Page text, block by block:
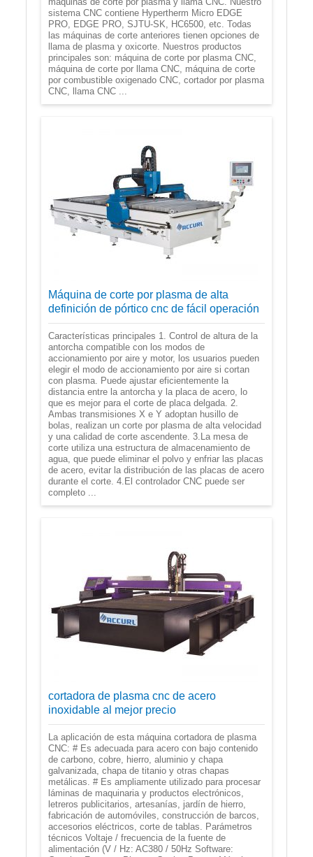
sistema CNC contiene Hypertherm Micro EDGE
PRO, EDGE PRO, SJTU-SK, HC6500, etc. Todas
las máquinas de corte anteriores tienen opciones de
llama de plasma y oxicorte. Nuestros productos
principales son: máquina de corte por plasma CNC,
máquina de corte por llama CNC, máquina de corte
por combustible oxigenado CNC, cortador por plasma
CNC, llama CNC ...
Máquina de corte por plasma de alta
definición de pórtico cnc de fácil operación
Características principales 1. Control de altura de la
antorcha compatible con los modos de
accionamiento por aire y motor, los usuarios pueden
elegir el modo de accionamiento por aire si cortan
con plasma. Puede ajustar eficientemente la
distancia entre la antorcha y la placa de acero, lo
que es mejor para el corte de placa delgada. 2.
Ambas transmisiones X e Y adoptan husillo de
bolas, realizan un corte por plasma de alta velocidad
y una calidad de corte ascendente. 3.La mesa de
corte utiliza una estructura de almacenamiento de
agua, que puede eliminar el polvo y enfriar las placas
de acero, evitar la distribución de las placas de acero
durante el corte. 4.El controlador CNC puede ser
completo ...
cortadora de plasma cnc de acero
inoxidable al mejor precio
La aplicación de esta máquina cortadora de plasma
CNC: # Es adecuada para acero con bajo contenido
de carbono, cobre, hierro, aluminio y chapa
galvanizada, chapa de titanio y otras chapas
metálicas. # Es ampliamente utilizado para procesar
láminas de maquinaria y productos electrónicos,
letreros publicitarios, artesanías, jardín de hierro,
fabricación de automóviles, construcción de barcos,
accesorios eléctricos, corte de tablas. Parámetros
técnicos Voltaje / frecuencia de la fuente de
alimentación (V / Hz: AC380 / 50Hz Software: